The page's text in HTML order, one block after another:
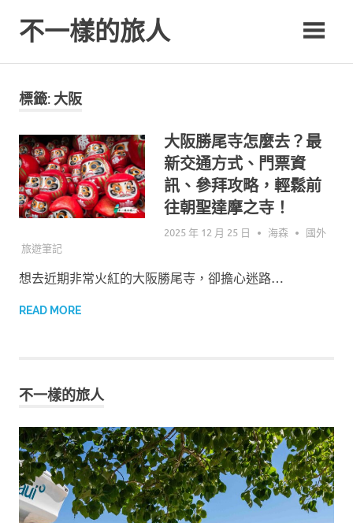
content
不一樣的旅人
標籤: 大阪
大阪勝尾寺怎麼去？最
新交通方式、門票資
訊、參拜攻略，輕鬆前
往朝聖達摩之寺！
2025 年 12 月 25 日 海森
國外
旅遊筆記
想去近期非常火紅的大阪勝尾寺，卻擔心迷路…
READ MORE
不一樣的旅人